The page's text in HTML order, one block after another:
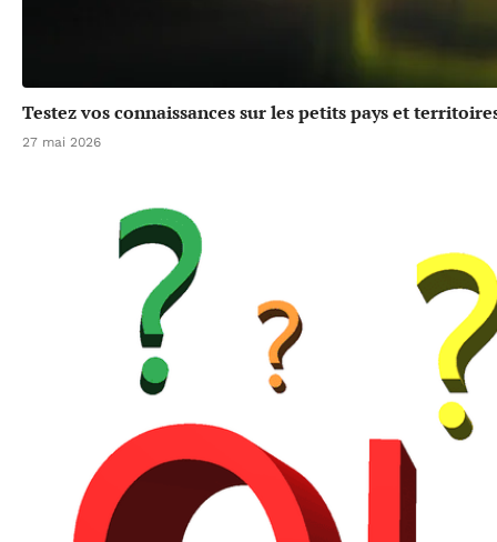
Testez vos connaissances sur les petits pays et
27 mai 2026